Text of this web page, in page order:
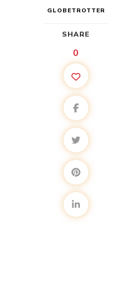
GLOBETROTTER
SHARE
0